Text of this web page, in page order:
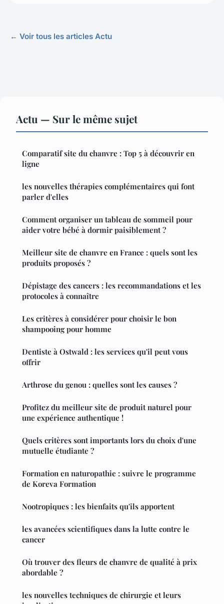
← Voir tous les articles Actu
Actu — Sur le même sujet
Comparatif site du chanvre : Top 5 à découvrir en
ligne
les nouvelles thérapies complémentaires qui font
parler d'elles
Comment organiser un tableau de sommeil pour
aider votre bébé à dormir paisiblement ?
Meilleur site de chanvre en France : quels sont les
produits proposés ?
Dépistage des cancers : les recommandations et les
protocoles à connaître
Les critères à considérer pour choisir le bon
shampooing pour homme
Dentiste à Ostwald : les services qu'il peut vous
offrir
Arthrose du genou : quelles sont les causes ?
Profitez du meilleur site de produit naturel pour
une expérience authentique !
Quels critères sont importants lors du choix d'une
mutuelle étudiante ?
Formation en naturopathie : suivre le programme
de Koreva Formation
Nootropiques : les bienfaits qu'ils apportent
les avancées scientifiques dans la lutte contre le
cancer
Où trouver des fleurs de chanvre de qualité à prix
abordable ?
les nouvelles techniques de chirurgie et leurs